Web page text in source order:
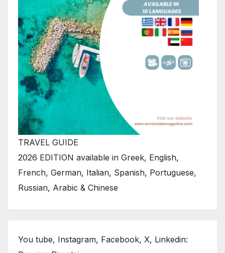
TRAVEL GUIDE
2026 EDITION available in Greek, English,
French, German, Italian, Spanish, Portuguese,
Russian, Arabic & Chinese
You tube, Instagram, Facebook, X, Linkedin: